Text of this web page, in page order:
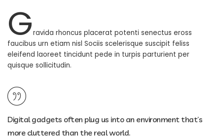
Gravida rhoncus placerat potenti senectus eross
faucibus urn etiam nisl Sociis scelerisque suscipit feliss
eleifend laoreet tincidunt pede in turpis parturient per
quisque sollicitudin.
Digital gadgets often plug us into an environment that’s
more cluttered than the real world.